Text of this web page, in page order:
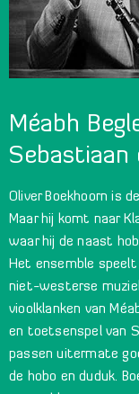
Méabh
Sebastiaan
Oliver Boekhoorn is
Maar hij komt naar
waar hij de naast
Het ensemble speelt
niet-westerse
vioolklanken van
en toetsenspel van
passen uitermate
de hobo en duduk.